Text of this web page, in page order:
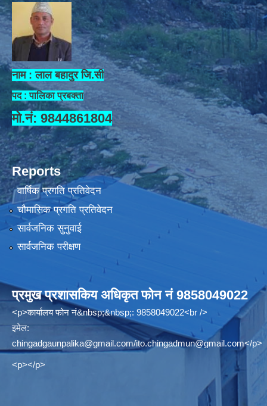
नाम : लाल बहादुर जि.सी
पद : पालिका प्रबक्ता
मो.नं: 9844861804
Reports
वार्षिक प्रगति प्रतिवेदन
चौमासिक प्रगति प्रतिवेदन
सार्वजनिक सुनुवाई
सार्वजनिक परीक्षण
प्रमुख प्रशासकिय अधिकृत फोन नं 9858049022
<p>कार्यालय फोन नं&nbsp;&nbsp;: 9858049022<br />
इमेल:
chingadgaunpalika@gmail.com/ito.chingadmun@gmail.com</p>
<p></p>